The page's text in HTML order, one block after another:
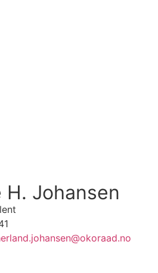
H. Johansen